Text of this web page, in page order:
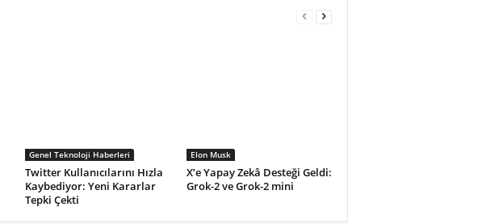
Genel Teknoloji Haberleri
Twitter Kullanıcılarını Hızla
Kaybediyor: Yeni Kararlar
Tepki Çekti
Elon Musk
X’e Yapay Zekâ Desteği Geldi:
Grok-2 ve Grok-2 mini